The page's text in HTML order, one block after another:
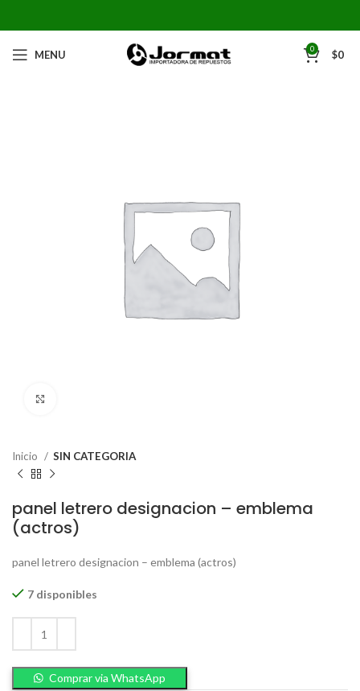
MENU 0 $0
Inicio SIN CATEGORIA
panel letrero designacion – emblema
(actros)
panel letrero designacion – emblema (actros)
7 disponibles
Comprar via WhatsApp